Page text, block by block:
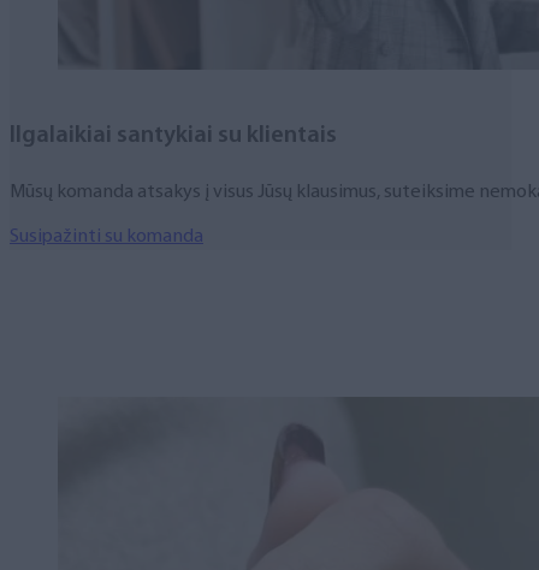
llgalaikiai santykiai su klientais
Mūsų komanda atsakys į visus Jūsų klausimus, suteiksime
Susipažinti su komanda